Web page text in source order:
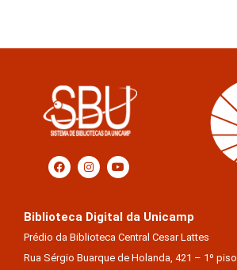
Biblioteca Digital da Unicamp
Prédio da Biblioteca Central Cesar Lattes
Rua Sérgio Buarque de Holanda, 421 – 1º piso